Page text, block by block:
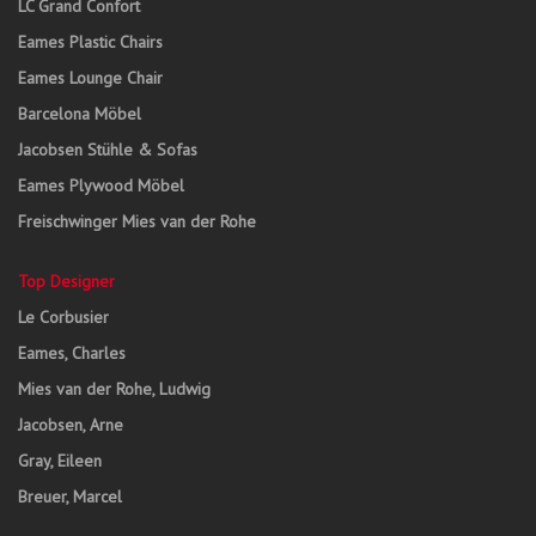
LC Grand Confort
Eames Plastic Chairs
Eames Lounge Chair
Barcelona Möbel
Jacobsen Stühle & Sofas
Eames Plywood Möbel
Freischwinger Mies van der Rohe
Top Designer
Le Corbusier
Eames, Charles
Mies van der Rohe, Ludwig
Jacobsen, Arne
Gray, Eileen
Breuer, Marcel